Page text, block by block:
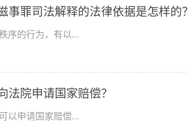
罪司法解释的法律依据是怎样的？
序的行为，有以...
院申请国家赔偿？
以申请国家赔偿...